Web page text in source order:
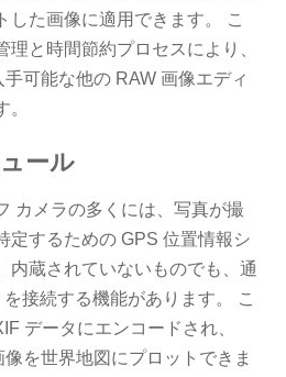
した画像に適用できます。 こ
と時間節約プロセスにより、
可能な他の RAW 画像エディ
ール
カメラの多くには、写真が撮
定するための GPS 位置情報シ
内蔵されていないものでも、通
接続する機能があります。 こ
データにエンコードされ、
を世界地図にプロットできま